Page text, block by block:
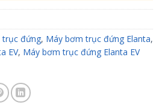
trục đứng, Máy bơm trục đứng Elanta,
EV, Máy bơm trục đứng Elanta EV